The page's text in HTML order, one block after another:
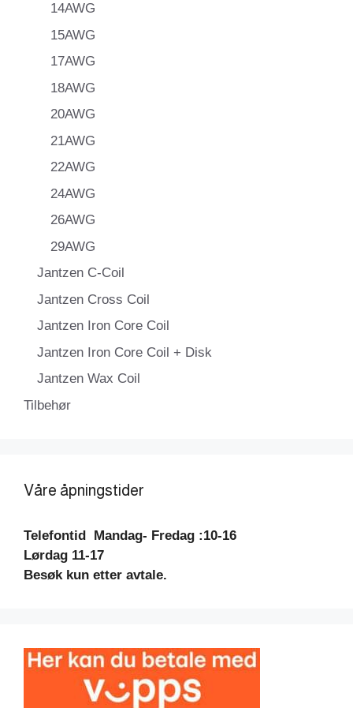
14AWG
15AWG
17AWG
18AWG
20AWG
21AWG
22AWG
24AWG
26AWG
29AWG
Jantzen C-Coil
Jantzen Cross Coil
Jantzen Iron Core Coil
Jantzen Iron Core Coil + Disk
Jantzen Wax Coil
Tilbehør
Våre åpningstider
Telefontid Mandag- Fredag :10-16
Lørdag 11-17
Besøk kun etter avtale.